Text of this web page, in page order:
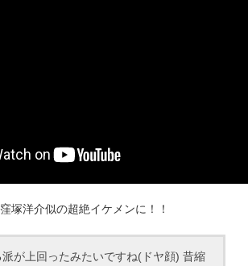
塚洋介似の超絶イケメンに！！
派が上回ったみたいですね(ドヤ顔) 昔縮